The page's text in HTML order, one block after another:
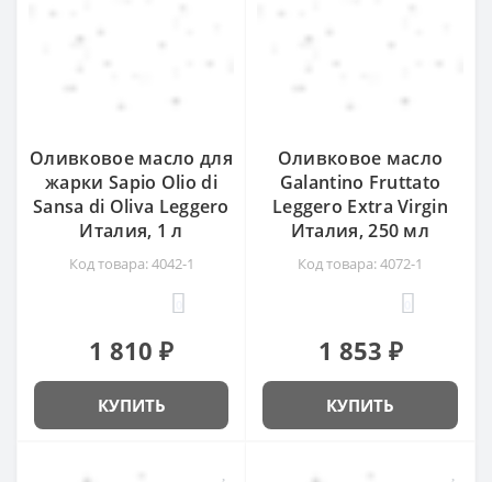
Оливковое масло для
жарки Sapio Olio di
Sansa di Oliva Leggero
Италия, 1 л
Код товара: 4042-1
1 810 ₽
КУПИТЬ
Оливковое масло
Galantino Fruttato
Leggero Extra Virgin
Италия, 250 мл
Код товара: 4072-1
1 853 ₽
КУПИТЬ